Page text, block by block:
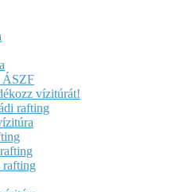
ÁSZF
vízitúrát!
rafting
rafting